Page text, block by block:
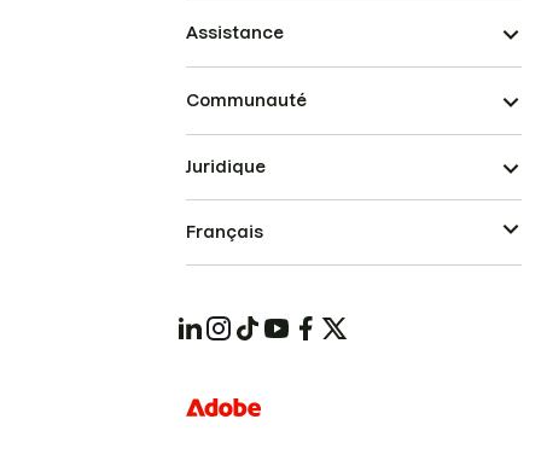
Assistance
Communauté
Juridique
Français